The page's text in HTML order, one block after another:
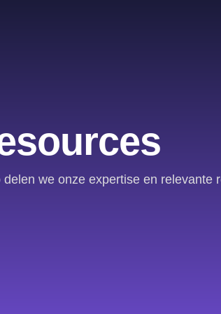
we onze expertise en relevante